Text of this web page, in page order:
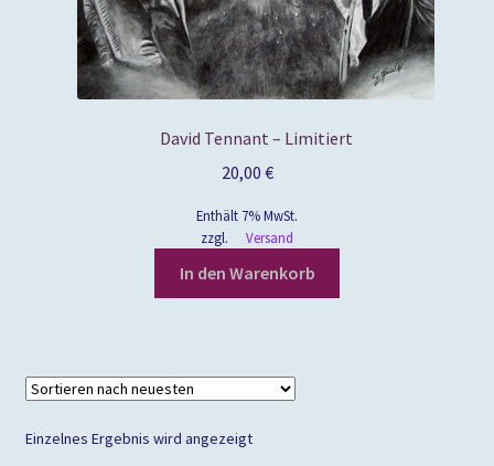
David Tennant – Limitiert
20,00 €
Enthält 7% MwSt.
zzgl.
Versand
In den Warenkorb
Einzelnes Ergebnis wird angezeigt